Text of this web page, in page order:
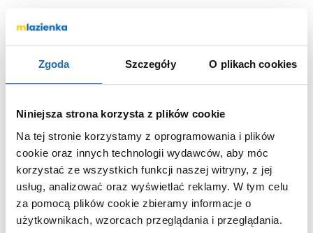
Zgoda Szczegóły O plikach cookies
Niniejsza strona korzysta z plików cookie
Na tej stronie korzystamy z oprogramowania i plików
cookie oraz innych technologii wydawców, aby móc
korzystać ze wszystkich funkcji naszej witryny, z jej
usług, analizować oraz wyświetlać reklamy. W tym celu
za pomocą plików cookie zbieramy informacje o
użytkownikach, wzorcach przeglądania i przeglądania.
Marka
Seria
Pure&Style
Nr katalogowy
402903975
Montaż
stojąca
Wyposażenie
z korkiem
Rodzaj wylewki
stała
Kolor
czarny
Termostat
bez termostatu